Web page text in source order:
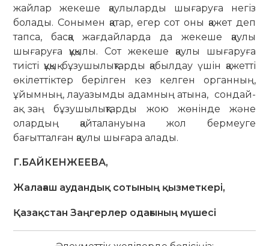
жайлар жекеше қаулыларды шығаруға негіз
болады. Сонымен қатар, егер сот оны қажет деп
тапса, басқа жағдайларда да жекеше қаулы
шығаруға құқылы. Сот жекеше қаулы шығаруға
тиісті құқық бұзушылықтарды қабылдау үшін қажетті
өкілеттіктер берілген кез келген органның,
ұйымның, лауазымды адамның атына, сондай-
ақ заң бұзушылықтарды жою жөнінде және
олардың қайталануына жол бермеуге
бағытталған қаулы шығара алады.
Г.БАЙКЕНЖЕЕВА,
Жалағаш аудандық сотының қызметкері,
Қазақстан Заңгерлер одағының мүшесі